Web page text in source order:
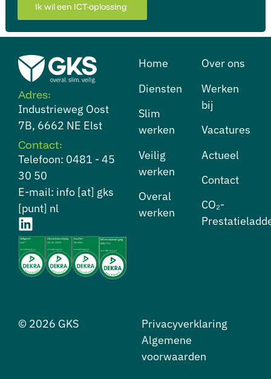
Ik wil een ICT-oplossing
Adres:
Industrieweg Oost
7B, 6662 NE Elst
Contact:
Telefoon: 0481 - 45
30 50
E-mail: info [at] gks
[punt] nl
Home
Diensten
⁠Slim
werken
⁠Veilig
werken
⁠Overal
werken
Over ons
⁠Werken
bij
Vacatures
Actueel
Contact
CO₂-
© 2026 GKS
Privacyverklaring
Algemene
voorwaarden